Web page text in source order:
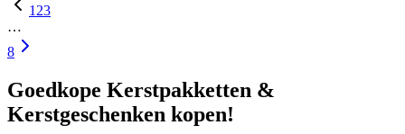
1 23
…
8
Goedkope Kerstpakketten &
Kerstgeschenken kopen!